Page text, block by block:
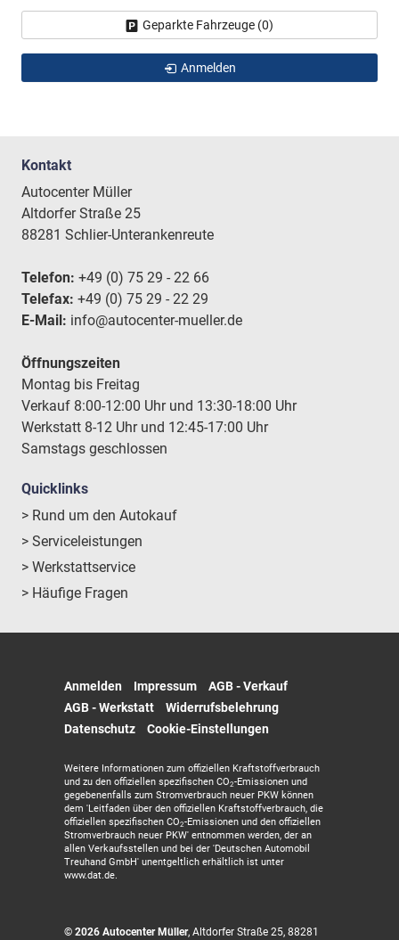
Geparkte Fahrzeuge (0)
Anmelden
Kontakt
Autocenter Müller
Altdorfer Straße 25
88281 Schlier-Unterankenreute
Telefon: +49 (0) 75 29 - 22 66
Telefax: +49 (0) 75 29 - 22 29
E-Mail: info@autocenter-mueller.de
Öffnungszeiten
Montag bis Freitag
Verkauf 8:00-12:00 Uhr und 13:30-18:00 Uhr
Werkstatt 8-12 Uhr und 12:45-17:00 Uhr
Samstags geschlossen
Quicklinks
> Rund um den Autokauf
> Serviceleistungen
> Werkstattservice
> Häufige Fragen
Anmelden Impressum
AGB - Verkauf
AGB - Werkstatt
Widerrufsbelehrung
Datenschutz
Cookie-Einstellungen
Weitere Informationen zum offiziellen Kraftstoffverbrauch
und zu den offiziellen spezifischen CO2-Emissionen und
gegebenenfalls zum Stromverbrauch neuer PKW können
dem 'Leitfaden über den offiziellen Kraftstoffverbrauch, die
offiziellen spezifischen CO2-Emissionen und den offiziellen
Stromverbrauch neuer PKW' entnommen werden, der an
allen Verkaufsstellen und bei der 'Deutschen Automobil
Treuhand GmbH' unentgeltlich erhältlich ist unter
www.dat.de.
© 2026 Autocenter Müller, Altdorfer Straße 25, 88281